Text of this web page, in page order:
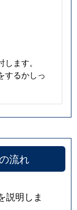
ます。
するかしっ
流れ
説明しま